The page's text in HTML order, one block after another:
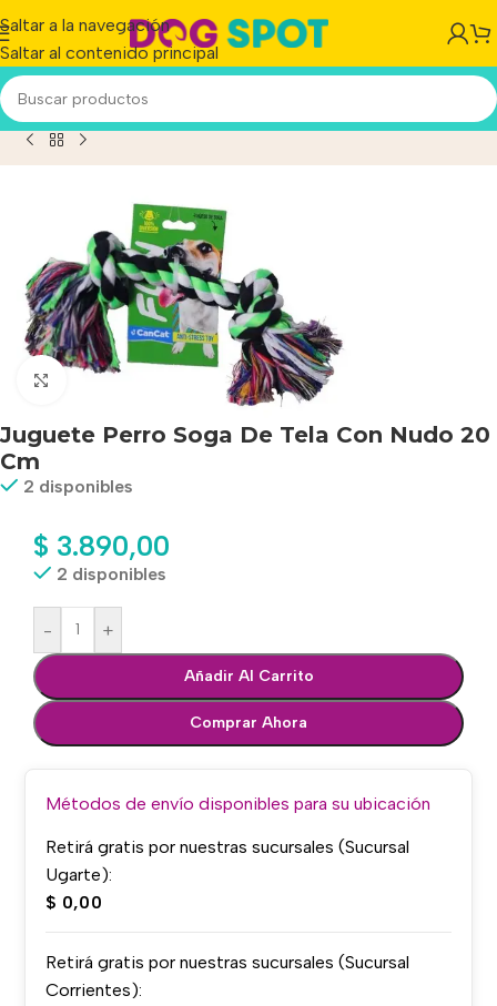
Saltar a la navegación
Saltar al contenido principal
Producto/ Juguete Perro Soga De Tela Con Nudo 20 Cm
Haga clic para ampliar
Juguete Perro Soga De Tela Con Nudo 20
Cm
2 disponibles
$ 3.890,00
2 disponibles
- +
Añadir Al Carrito
Comprar Ahora
Métodos de envío disponibles para su ubicación
Retirá gratis por nuestras sucursales (Sucursal
Ugarte):
$ 0,00
Retirá gratis por nuestras sucursales (Sucursal
Corrientes):